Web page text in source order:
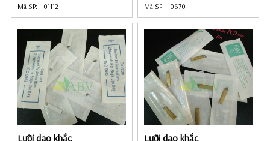
Mã SP:
01112
Mã SP:
0670
Lưỡi dao khắc Lưỡi dao khắc